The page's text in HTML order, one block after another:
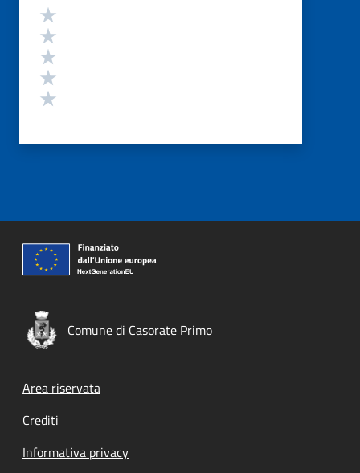
Valutazione
Comune di Casorate Primo
Footer menu
Area riservata
Crediti
Informativa privacy